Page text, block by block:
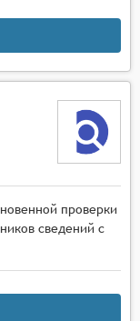
проверки
сведений с